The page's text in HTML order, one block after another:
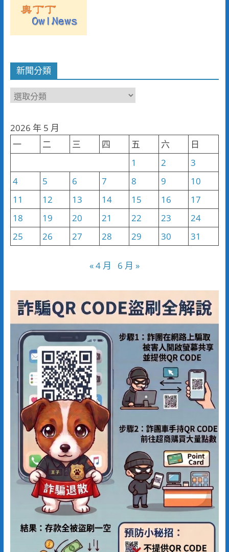
新聞分類
新
類
2026 年 5 月
一
二 三 四 五 六
日
1
2
3
4
5 6 7 8 9
10
11
12 13 14 15 16
17
18
19 20 21 22 23
24
25
26 27 28 29 30 31
« 4 月 6 月 »